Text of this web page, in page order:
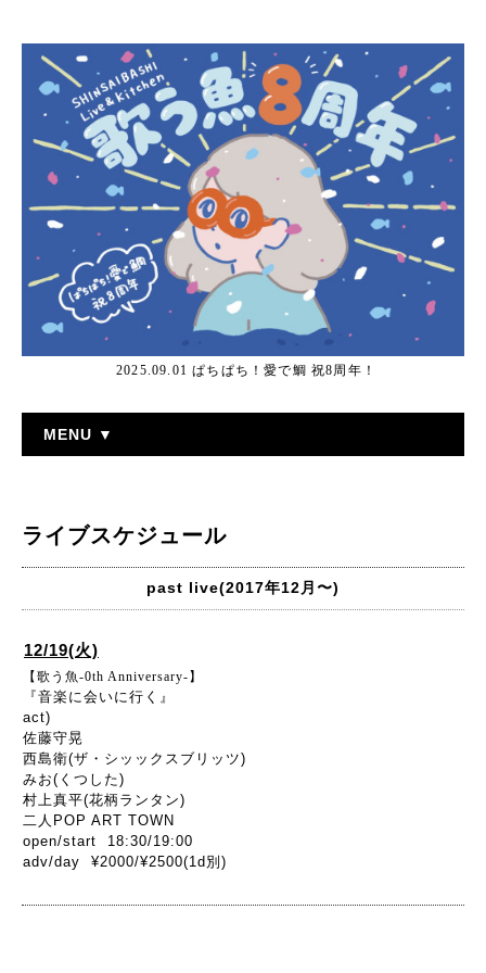
2025.09.01 ぱちぱち！愛で鯛 祝8周年！
MENU ▼
ライブスケジュール
past live(2017年12月〜)
12/19(火)
【歌う魚-0th Anniversary-】
『音楽に会いに行く』
act)
佐藤守晃
西島衛(ザ・シッックスブリッツ)
みお(くつした)
村上真平(花柄ランタン)
二人POP ART TOWN
open/start 18:30/19:00
adv/day ¥2000/¥2500(1d別)